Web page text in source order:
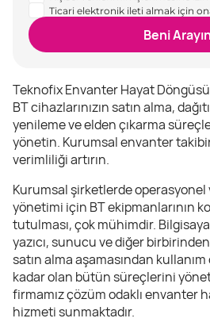
Ticari elektronik ileti almak için
Beni Arayın
Teknofix Envanter Hayat
BT cihazlarınızın satın alma,
yenileme ve elden çıkarma
yönetin. Kurumsal envanter
verimliliği artırın.
Kurumsal şirketlerde
yönetimi için BT ekipmanlarının
tutulması, çok mühimdir.
yazıcı, sunucu ve diğer birbirinden
satın alma aşamasından
kadar olan bütün süreçlerini
firmamız çözüm odaklı envanter
hizmeti sunmaktadır.